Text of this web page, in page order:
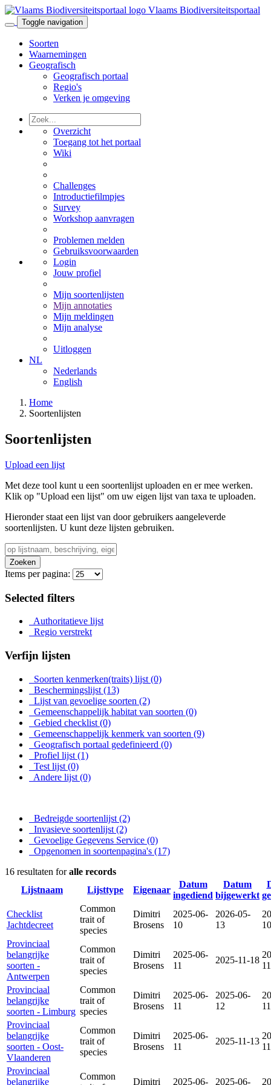
Vlaams Biodiversiteitsportaal
Toggle navigation
Soorten
Waarnemingen
Geografisch
Geografisch portaal
Regio's
Verken je omgeving
Overzicht
Toegang tot het portaal
Wiki
Challenges
Introductiefilmpjes
Survey
Workshop aanvragen
Problemen melden
Gebruiksvoorwaarden
Login
Jouw profiel
Mijn soortenlijsten
Mijn annotaties
Mijn meldingen
Mijn analyse
Uitloggen
NL
Nederlands
English
Home
Soortenlijsten
Soortenlijsten
Upload een lijst
Met deze tool kunt u een soortenlijst uploaden en er mee werken.
Klik op "Upload een lijst" om uw eigen lijst van taxa te uploaden.
Hieronder staat een lijst van door gebruikers aangeleverde
soortenlijsten. U kunt deze lijsten gebruiken.
Zoeken
Items per pagina:
Selected filters
Authoritatieve lijst
Regio verstrekt
Verfijn lijsten
Soorten kenmerken(traits) lijst (0)
Beschermingslijst (13)
Lijst van gevoelige soorten (2)
Gemeenschappelijk habitat van soorten (0)
Gebied checklist (0)
Gemeenschappelijk kenmerk van soorten (9)
Geografisch portaal gedefinieerd (0)
Profiel lijst (1)
Test lijst (0)
Andere lijst (0)
Bedreigde soortenlijst (2)
Invasieve soortenlijst (2)
Gevoelige Gegevens Service (0)
Opgenomen in soortenpagina's (17)
16 resultaten foralle records
Lijstnaam
Lijsttype Eigenaar
Datum
ingediend
Datum
bijgewerkt
Checklist
Jachtdecreet
Common
trait of
species
Dimitri
Brosens
2025-06-
10
2026-05-
13
10
Provinciaal
belangrijke
soorten -
Antwerpen
Common
trait of
species
Dimitri
Brosens
2025-06-
11
2025-11-18
11
Provinciaal
belangrijke
soorten - Limburg
Common
trait of
species
Dimitri
Brosens
2025-06-
11
2025-06-
12
11
Provinciaal
belangrijke
soorten - Oost-
Vlaanderen
Common
trait of
species
Dimitri
Brosens
2025-06-
11
2025-11-13
11
Provinciaal
belangrijke
Common
Dimitri 2025-06- 2025-06-